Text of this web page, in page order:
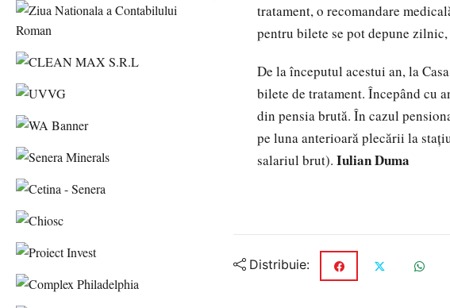
tratament, o recomandare
pentru bilete se pot depune
De la începutul acestui an, la
bilete de tratament. Începând cu
din pensia brută. În cazul
pe luna anterioară plecării la
salariul brut). Iulian Duma
Distribuie: